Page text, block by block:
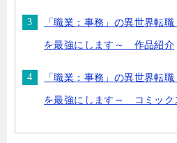
「職業：事務」の異世界転
を最強にします～ 作品紹介
「職業：事務」の異世界転
を最強にします～ コミック